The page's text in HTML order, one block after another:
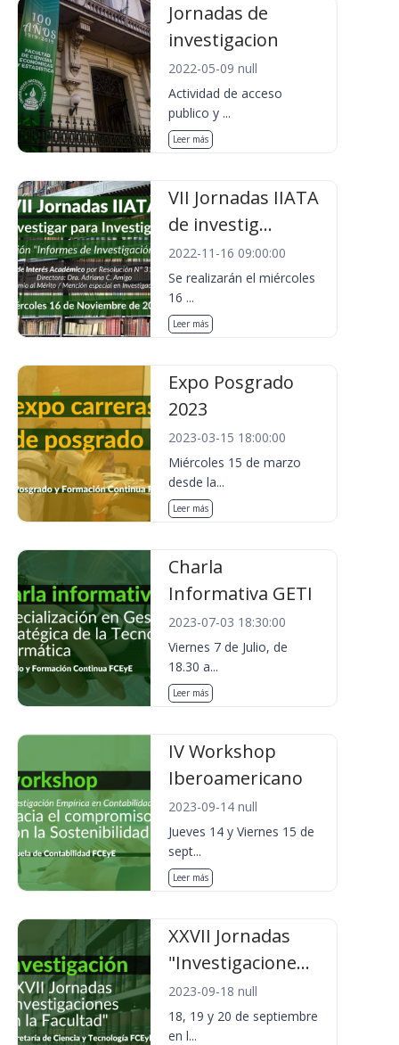
Jornadas de
investigacion
2022-05-09 null
Actividad de acceso
publico y ...
Leer más
VII Jornadas IIATA
de investig...
2022-11-16 09:00:00
Se realizarán el miércoles
16 ...
Leer más
Expo Posgrado
2023
2023-03-15 18:00:00
Miércoles 15 de marzo
desde la...
Leer más
Charla
Informativa GETI
2023-07-03 18:30:00
Viernes 7 de Julio, de
18.30 a...
Leer más
IV Workshop
Iberoamericano
2023-09-14 null
Jueves 14 y Viernes 15 de
sept...
Leer más
XXVII Jornadas
"Investigacione...
2023-09-18 null
18, 19 y 20 de septiembre
en l...